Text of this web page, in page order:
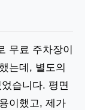
무료 주차장이
는데, 별도의
습니다. 평면
이했고, 제가